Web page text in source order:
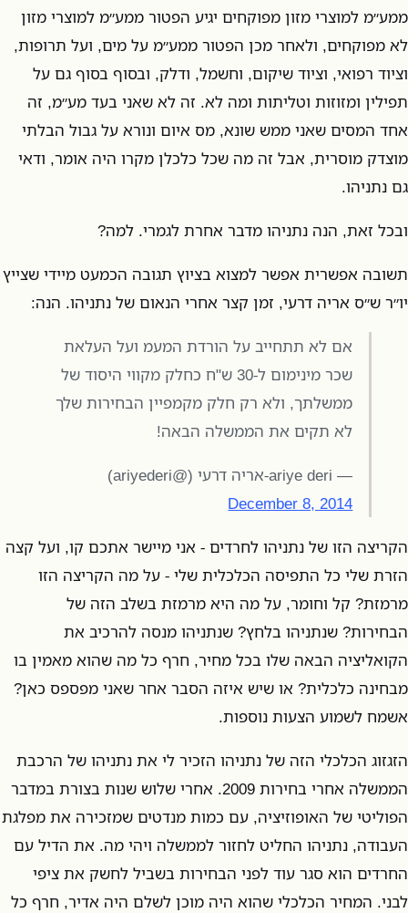
ממע״מ למוצרי מזון מפוקחים יגיע הפטור ממע״מ למוצרי מזון
לא מפוקחים, ולאחר מכן הפטור ממע״מ על מים, ועל תרופות,
וציוד רפואי, וציוד שיקום, וחשמל, ודלק, ובסוף בסוף גם על
תפילין ומזוזות וטליתות ומה לא. זה לא שאני בעד מע״מ, זה
אחד המסים שאני ממש שונא, מס איום ונורא על גבול הבלתי
מוצדק מוסרית, אבל זה מה שכל כלכלן מקרו היה אומר, ודאי
גם נתניהו.
ובכל זאת, הנה נתניהו מדבר אחרת לגמרי. למה?
תשובה אפשרית אפשר למצוא בציוץ תגובה הכמעט מיידי שצייץ
יו״ר ש״ס אריה דרעי, זמן קצר אחרי הנאום של נתניהו. הנה:
אם לא תתחייב על הורדת המעמ ועל העלאת
שכר מינימום ל-30 ש"ח כחלק מקווי היסוד של
ממשלתך, ולא רק חלק מקמפיין הבחירות שלך
לא תקים את הממשלה הבאה!
— ariye deri-אריה דרעי (@ariyederi)
December 8, 2014
הקריצה הזו של נתניהו לחרדים - אני מיישר אתכם קו, ועל קצה
הזרת שלי כל התפיסה הכלכלית שלי - על מה הקריצה הזו
מרמזת? קל וחומר, על מה היא מרמזת בשלב הזה של
הבחירות? שנתניהו בלחץ? שנתניהו מנסה להרכיב את
הקואליציה הבאה שלו בכל מחיר, חרף כל מה שהוא מאמין בו
מבחינה כלכלית? או שיש איזה הסבר אחר שאני מפספס כאן?
אשמח לשמוע הצעות נוספות.
הזגזוג הכלכלי הזה של נתניהו הזכיר לי את נתניהו של הרכבת
הממשלה אחרי בחירות 2009. אחרי שלוש שנות בצורת במדבר
הפוליטי של האופוזיציה, עם כמות מנדטים שמזכירה את מפלגת
העבודה, נתניהו החליט לחזור לממשלה ויהי מה. את הדיל עם
החרדים הוא סגר עוד לפני הבחירות בשביל לחשק את ציפי
לבני. המחיר הכלכלי שהוא היה מוכן לשלם היה אדיר, חרף כל